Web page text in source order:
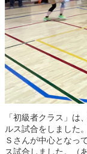
「初級者クラス」は
ルス試合をしました。
Ｓさんが中心となっ
ス試合しました。（